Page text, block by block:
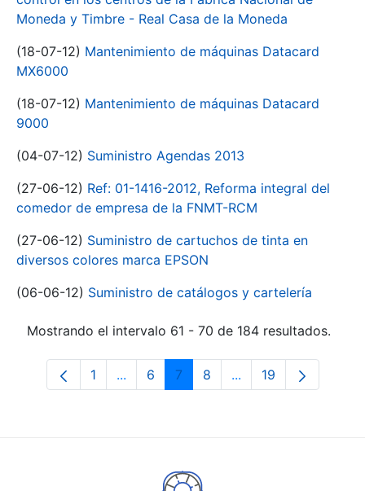
Moneda y Timbre - Real Casa de la Moneda
(18-07-12) Mantenimiento de máquinas Datacard
MX6000
(18-07-12) Mantenimiento de máquinas Datacard
9000
(04-07-12) Suministro Agendas 2013
(27-06-12) Ref: 01-1416-2012, Reforma integral del
comedor de empresa de la FNMT-RCM
(27-06-12) Suministro de cartuchos de tinta en
diversos colores marca EPSON
(06-06-12) Suministro de catálogos y cartelería
Mostrando el intervalo 61 - 70 de 184 resultados.
Página
1 ...Páginas intermedias Use TAB para
Página
6 Página
7 Página
8 ...Páginas intermedias
Página
19